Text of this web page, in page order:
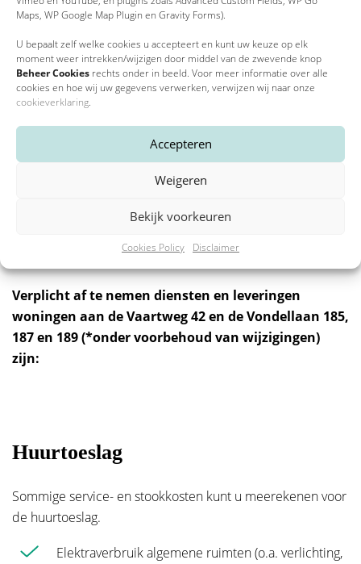
Maps, WP Google Map Plugin en Gravity Forms).
U bepaalt zelf welke cookies u accepteert en kunt uw keuze op elk
moment weer intrekken/wijzigen door middel van de zwevende knop
Beheer Cookies rechts onder in beeld. Voor meer informatie over alle
cookies en hoe wij uw gegevens verwerken, verwijzen wij naar onze
cookieverklaring.
Accepteren
Weigeren
Bekijk voorkeuren
Cookies Policy Disclaimer
voorschot van deze service- en stookkosten.
Voor de woningen aan de Vaartweg 42 en de Vondellaan
185, 187 en 189 is dit zo’n € 150,- per appartement per
maand. (*Prijspeil 2021 en onder voorbehoud van
wijzigingen.) Het bedrag van de servicekosten is € 50,- en
voor de stookkosten (gas en elektra) € 100.
De woningen aan de Vondellaan 101-183 betalen geen
voorschot stookkosten omdat er een eigen CV ketel is. Hier
42 per maand. (*Prijspeil 2021 en onder voorbehoud van
Verplicht af te nemen diensten en leveringen
woningen aan de Vaartweg 42 en de Vondellaan 185,
187 en 189 (*onder voorbehoud van wijzigingen)
zijn:
Huurtoeslag
Sommige service- en stookkosten kunt u meerekenen voor
de huurtoeslag.
Elektraverbruik algemene ruimten (o.a. verlichting,